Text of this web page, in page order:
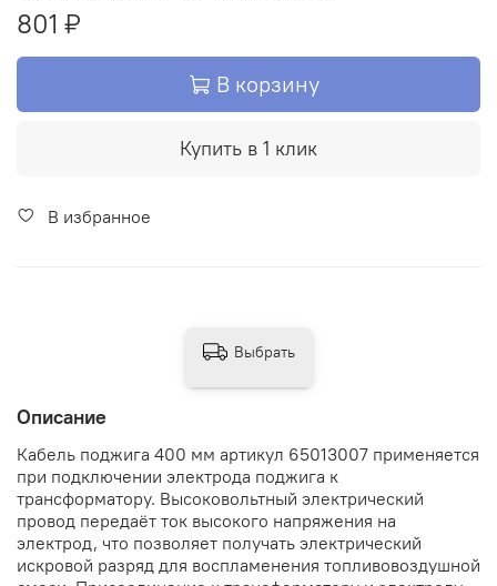
801 ₽
В корзину
Купить в 1 клик
В избранное
Описание
Кабель поджига 400 мм артикул 65013007 применяется
при подключении электрода поджига к
трансформатору. Высоковольтный электрический
провод передаёт ток высокого напряжения на
электрод, что позволяет получать электрический
искровой разряд для воспламенения топливовоздушной
Выбрать